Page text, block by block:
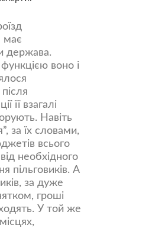
має
держава.
воно і
її взагалі
Навіть
за їх словами,
всього
необхідного
пільговиків. А
за дуже
гроші
У той же